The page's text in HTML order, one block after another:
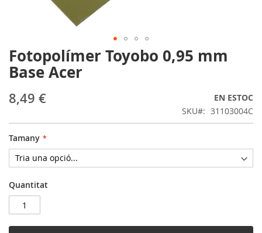
Fotopolímer Toyobo 0,95 mm
Base Acer
8,49 €
EN ESTOC
SKU
31103004C
Tamany
Quantitat
Skip
to
the
of
images
gallery